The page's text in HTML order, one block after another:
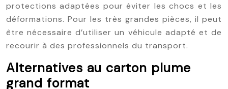
protections adaptées pour éviter les chocs et les
déformations. Pour les très grandes pièces, il peut
être nécessaire d’utiliser un véhicule adapté et de
recourir à des professionnels du transport.
Alternatives au carton plume
grand format